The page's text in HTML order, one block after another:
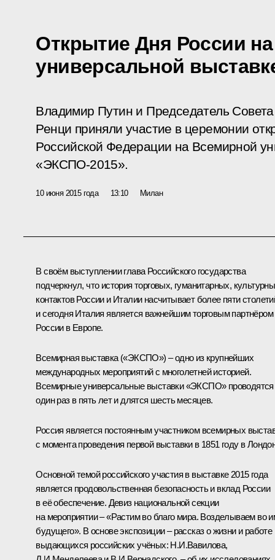
Открытие Дня России
универсальной
Владимир Путин и Председатель
Ренци приняли участие в церемонии
Российской Федерации на Всемирной
«ЭКСПО-2015».
10 июня 2015 года 13:10 Милан
В своём выступлении глава Российского государства
подчеркнул, что история торговых, гуманитарных,
контактов России и Италии насчитывает более пяти
и сегодня Италия является важнейшим торговым партнёром
России в Европе.
Всемирная выставка («ЭКСПО») – одно из крупнейших
международных мероприятий с многолетней историей.
Всемирные универсальные выставки «ЭКСПО» проводятся
один раз в пять лет и длятся шесть месяцев.
Россия является постоянным участником всемирных
с момента проведения первой выставки в 1851 году в
Основной темой российского участия в выставке 2015 года
является продовольственная безопасность и вклад России
в её обеспечение. Девиз национальной секции
на мероприятии – «Растим во благо мира. Возделываем во
будущего». В основе экспозиции – рассказ о жизни и работе
выдающихся российских учёных: Н.И.Вавилова,